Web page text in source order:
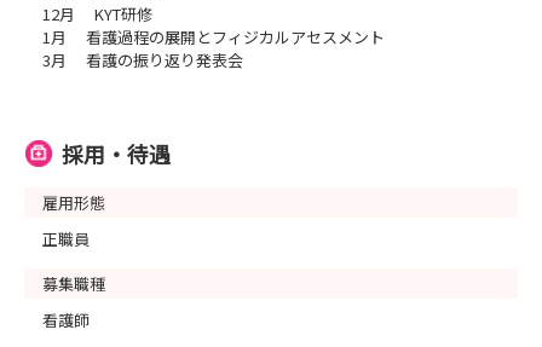
12月 KYT研修
1月 看護過程の展開とフィジカルアセスメント
3月 看護の振り返り発表会
採用・待遇
雇用形態
正職員
募集職種
看護師